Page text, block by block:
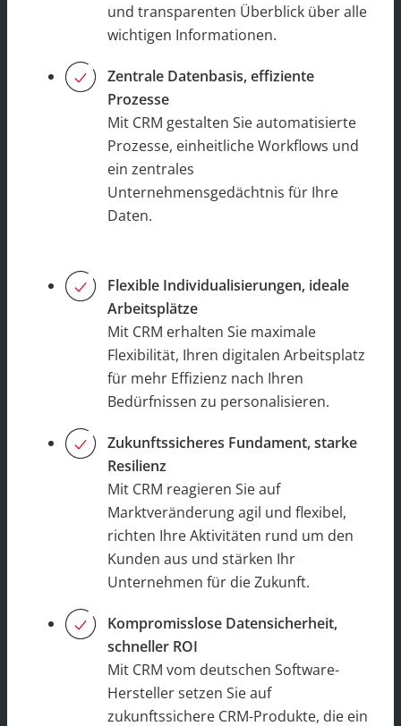
und transparenten Überblick über alle
wichtigen Informationen.
Zentrale Datenbasis, effiziente
Prozesse
Mit CRM gestalten Sie automatisierte
Prozesse, einheitliche Workflows und
ein zentrales
Unternehmensgedächtnis für Ihre
Daten.
Flexible Individualisierungen, ideale
Arbeitsplätze
Mit CRM erhalten Sie maximale
Flexibilität, Ihren digitalen Arbeitsplatz
für mehr Effizienz nach Ihren
Bedürfnissen zu personalisieren.
Zukunftssicheres Fundament, starke
Resilienz
Mit CRM reagieren Sie auf
Marktveränderung agil und flexibel,
richten Ihre Aktivitäten rund um den
Kunden aus und stärken Ihr
Unternehmen für die Zukunft.
Kompromisslose Datensicherheit,
schneller ROI
Mit CRM vom deutschen Software-
Hersteller setzen Sie auf
zukunftssichere CRM-Produkte, die ein